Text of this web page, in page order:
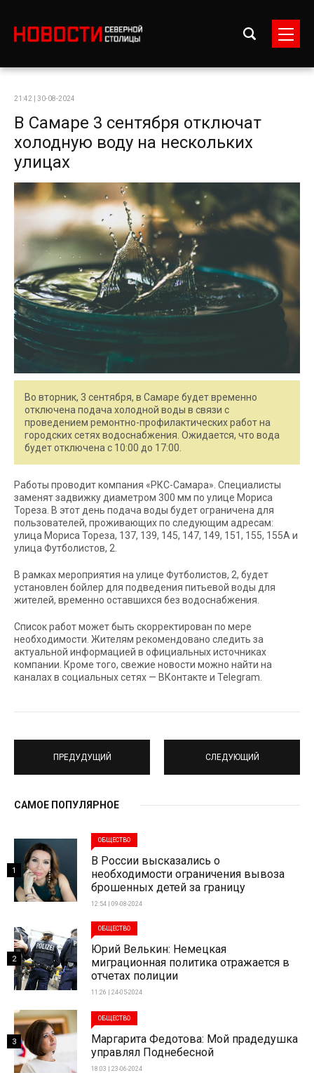
21:42 | 30-08-2024
В Самаре 3 сентября отключат
холодную воду на нескольких
улицах
Во вторник, 3 сентября, в Самаре будет временно
отключена подача холодной воды в связи с
проведением ремонтно-профилактических работ на
городских сетях водоснабжения. Ожидается, что вода
будет отключена с 10:00 до 17:00.
Работы проводит компания «РКС-Самара». Специалисты
заменят задвижку диаметром 300 мм по улице Мориса
Тореза. В этот день подача воды будет ограничена для
пользователей, проживающих по следующим адресам:
улица Мориса Тореза, 137, 139, 145, 147, 149, 151, 155, 155А и
улица Футболистов, 2.
В рамках мероприятия на улице Футболистов, 2, будет
установлен бойлер для подведения питьевой воды для
жителей, временно оставшихся без водоснабжения.
Список работ может быть скорректирован по мере
необходимости. Жителям рекомендовано следить за
актуальной информацией в официальных источниках
компании. Кроме того, свежие новости можно найти на
каналах в социальных сетях — ВКонтакте и Telegram.
ПРЕДУДУЩИЙ СЛЕДУЮЩИЙ
САМОЕ ПОПУЛЯРНОЕ
ОБЩЕСТВО
В России высказались о
необходимости ограничения вывоза
брошенных детей за границу
12:54 | 09-08-2024
1
ОБЩЕСТВО
Юрий Велькин: Немецкая
миграционная политика отражается в
отчетах полиции
11:26 | 24-05-2024
2
ОБЩЕСТВО
Маргарита Федотова: Мой прадедушка
управлял Поднебесной
18:03 | 23-06-2024
3